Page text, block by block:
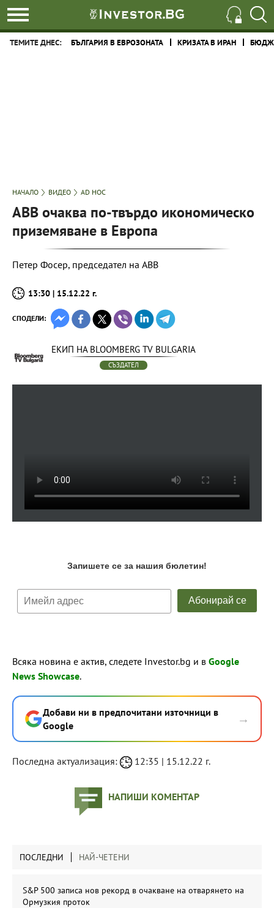
ТЕМИТЕ ДНЕС: БЪЛГАРИЯ В ЕВРОЗОНАТА КРИЗАТА В ИРАН
НАЧАЛО ВИДЕО AD HOC
ABB очаква по-твърдо икономическо
приземяване в Европа
Петер Фосер, председател на ABB
13:30 | 15.12.22 г.
СПОДЕЛИ:
ЕКИП НА BLOOMBERG TV BULGARIA
СЪЗДАТЕЛ
Всяка новина е актив, следете Investor.bg и в Google
News Showcase.
Добави ни в предпочитани източници в
Google
→
Последна актуализация: 12:35 | 15.12.22 г.
НАПИШИ КОМЕНТАР
ПОСЛЕДНИ НАЙ-ЧЕТЕНИ
S&P 500 записа нов рекорд в очакване на отварянето на
Ормузкия проток